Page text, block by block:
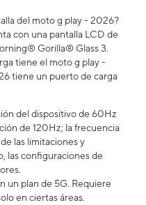
del moto g play - 2026?
con una pantalla LCD de
Gorilla® Glass 3.
tiene el moto g play -
tiene un puerto de carga
del dispositivo de 60Hz
de 120Hz; la frecuencia
las limitaciones y
las configuraciones de
un plan de 5G. Requiere
en ciertas áreas.